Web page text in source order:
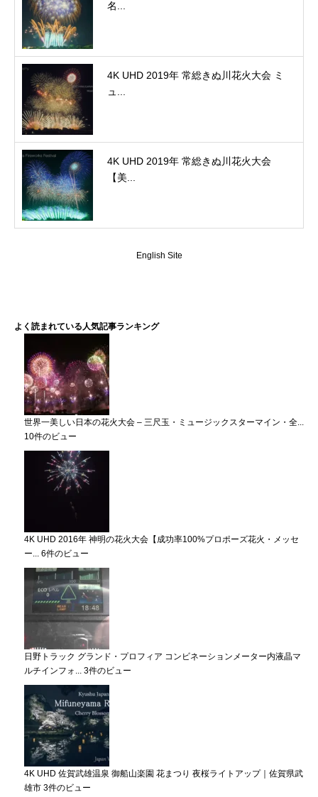
名...
4K UHD 2019年 常総きぬ川花火大会 ミ
ュ...
4K UHD 2019年 常総きぬ川花火大会
【美...
English Site
よく読まれている人気記事ランキング
世界一美しい日本の花火大会 – 三尺玉・ミュージックスターマイン・全...
10件のビュー
4K UHD 2016年 神明の花火大会【成功率100%プロポーズ花火・メッセ
ー... 6件のビュー
日野トラック グランド・プロフィア コンビネーションメーター内液晶マ
ルチインフォ... 3件のビュー
4K UHD 佐賀武雄温泉 御船山楽園 花まつり 夜桜ライトアップ｜佐賀県武
雄市 3件のビュー